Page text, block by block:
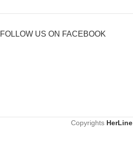
FOLLOW US ON FACEBOOK
Copyrights HerLine